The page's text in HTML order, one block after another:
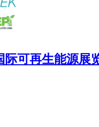
际可再生能源展